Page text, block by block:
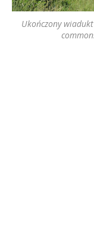
Ukończony